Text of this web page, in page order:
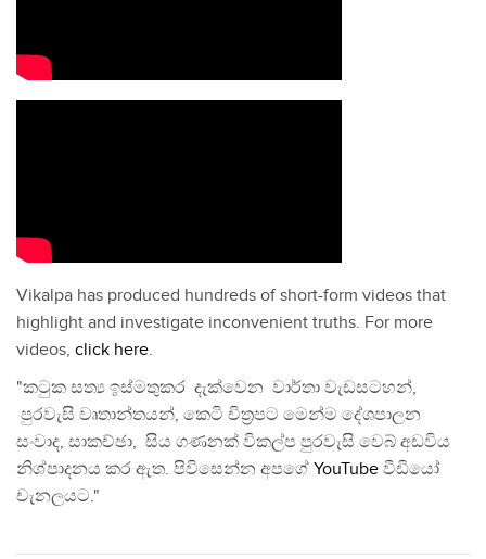
Vikalpa has produced hundreds of short-form videos that
highlight and investigate inconvenient truths. For more
videos, click here.
"කටුක සත්‍ය ඉස්මතුකර දැක්වෙන වාර්තා වැඩසටහන්,
පුරවැසි වෘතාන්තයන්, කෙටි චිත්‍රපට මෙන්ම දේශපාලන
සංවාද, සාකච්ඡා, සිය ගණනක් විකල්ප පුරවැසි වෙබ් අඩවිය
නිශ්පාදනය කර ඇත. පිවිසෙන්න අපගේ YouTube වීඩියෝ
චැනලයට."